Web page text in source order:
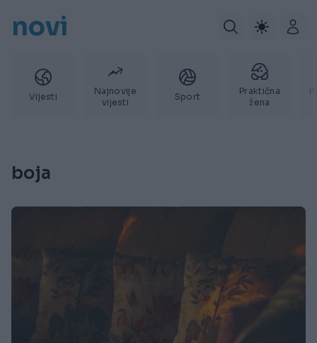
novi
Vijesti
Najnovije
vijesti
Sport
Praktična
žena
boja